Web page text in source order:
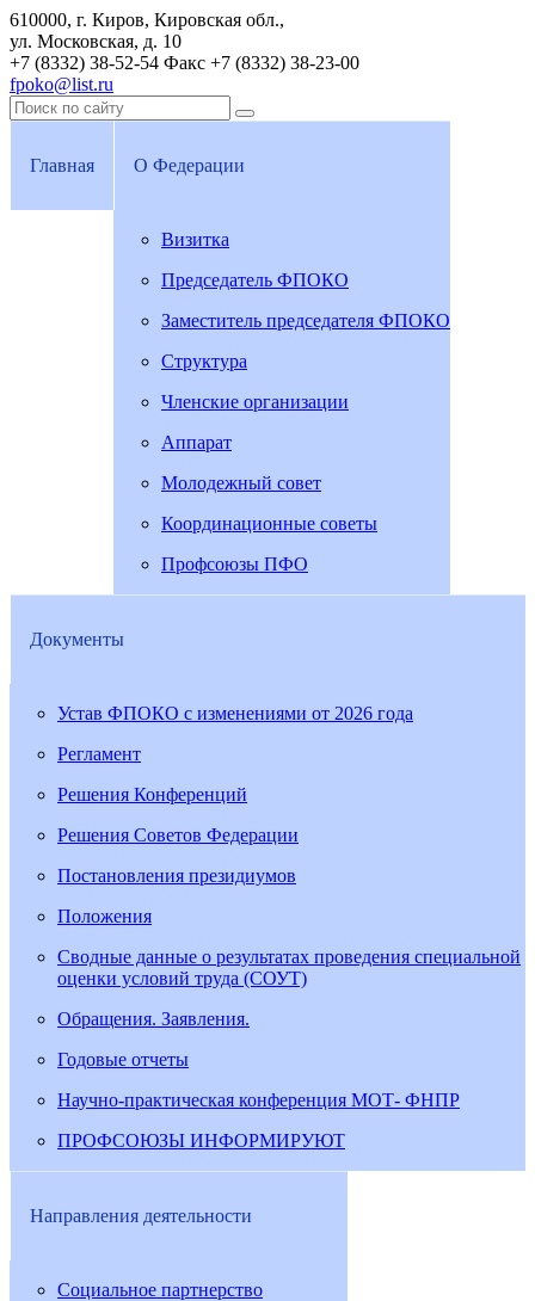
610000, г. Киров, Кировская обл.,
ул. Московская, д. 10
+7 (8332) 38-52-54 Факс +7 (8332) 38-23-00
fpoko@list.ru
Главная О Федерации
Визитка
Председатель ФПОКО
Заместитель председателя ФПОКО
Структура
Членские организации
Аппарат
Молодежный совет
Координационные советы
Профсоюзы ПФО
Документы
Устав ФПОКО с изменениями от 2026 года
Регламент
Решения Конференций
Решения Советов Федерации
Постановления президиумов
Положения
Сводные данные о результатах проведения специальной
оценки условий труда (СОУТ)
Обращения. Заявления.
Годовые отчеты
Научно-практическая конференция МОТ- ФНПР
ПРОФСОЮЗЫ ИНФОРМИРУЮТ
Направления деятельности
Социальное партнерство